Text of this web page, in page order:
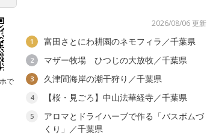
で
2026/08/06 更新
1 富田さとにわ耕園のネモフィラ／千葉県
2 マザー牧場 ひつじの大放牧／千葉県
3 久津間海岸の潮干狩り／千葉県
4 【桜・見ごろ】中山法華経寺／千葉県
5
アロマとドライハーブで作る「バスボムづ
くり」／千葉県